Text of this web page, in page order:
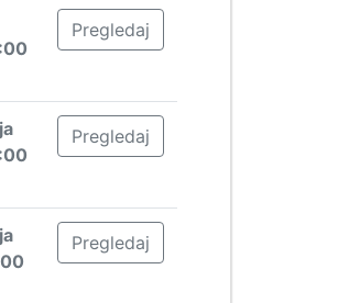
Pregledaj
Pregledaj
Pregledaj